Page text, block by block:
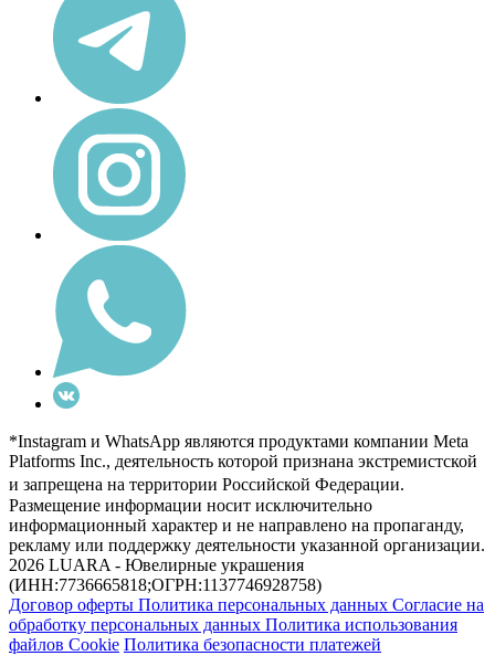
*Instagram и WhatsApp являются продуктами компании Meta
Platforms Inc., деятельность которой признана экстремистской
и запрещена на территории Российской Федерации.
Размещение информации носит исключительно
информационный характер и не направлено на пропаганду,
рекламу или поддержку деятельности указанной организации.
2026 LUARA - Ювелирные украшения
(ИНН:7736665818;ОГРН:1137746928758)
Договор оферты Политика персональных данных Согласие на
обработку персональных данных Политика использования
файлов Cookie Политика безопасности платежей